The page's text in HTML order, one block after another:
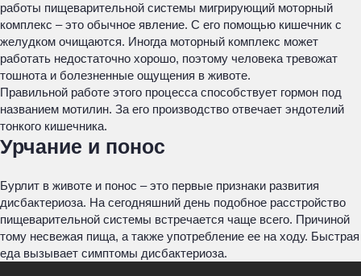
работы пищеварительной системы мигрирующий моторный
комплекс – это обычное явление. С его помощью кишечник с
желудком очищаются. Иногда моторный комплекс может
работать недостаточно хорошо, поэтому человека тревожат
тошнота и болезненные ощущения в животе.
Правильной работе этого процесса способствует гормон под
названием мотилин. За его производство отвечает эндотелий
тонкого кишечника.
Урчание и понос
Бурлит в животе и понос – это первые признаки развития
дисбактериоза. На сегодняшний день подобное расстройство
пищеварительной системы встречается чаще всего. Причиной
тому несвежая пища, а также употребление ее на ходу. Быстрая
еда вызывает симптомы дисбактериоза.